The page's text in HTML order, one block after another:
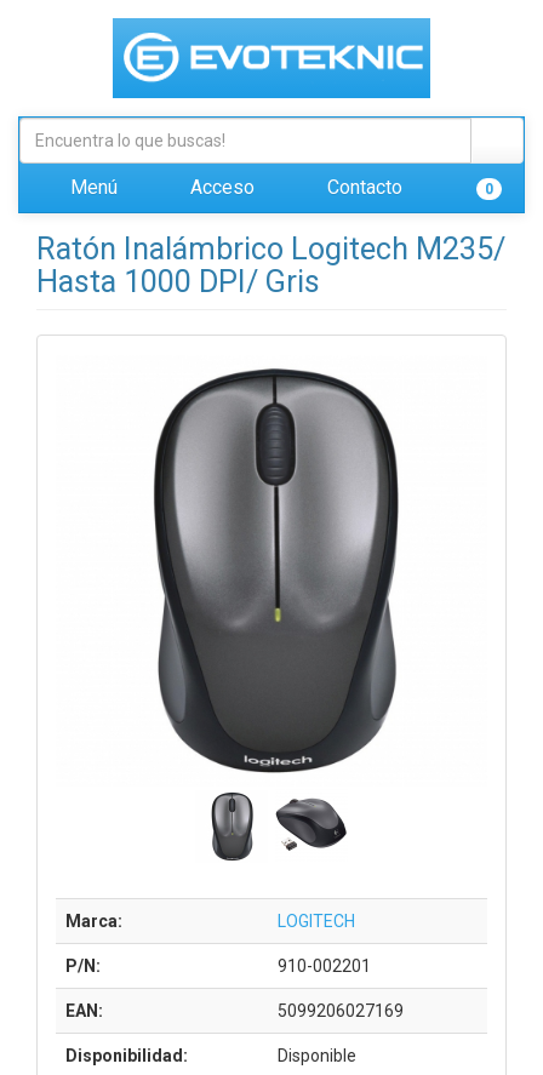
Menú Acceso Contacto 0
Ratón Inalámbrico Logitech M235/
Hasta 1000 DPI/ Gris
Marca: LOGITECH
P/N: 910-002201
EAN: 5099206027169
Disponibilidad: Disponible